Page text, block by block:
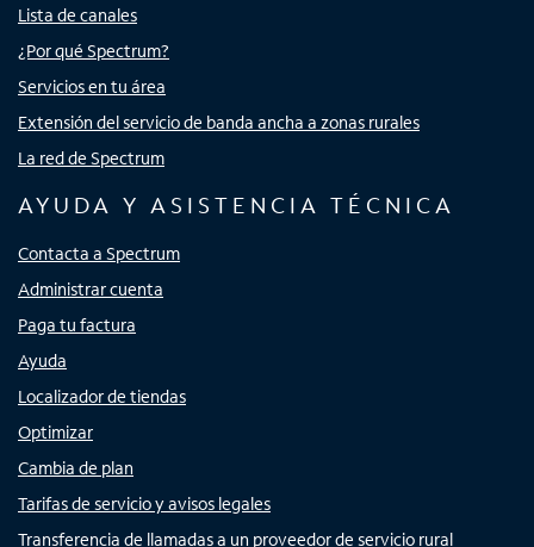
Lista de canales
¿Por qué Spectrum?
Servicios en tu área
Extensión del servicio de banda ancha a zonas rurales
La red de Spectrum
AYUDA Y ASISTENCIA TÉCNICA
Contacta a Spectrum
Administrar cuenta
Paga tu factura
Ayuda
Localizador de tiendas
Optimizar
Cambia de plan
Tarifas de servicio y avisos legales
Transferencia de llamadas a un proveedor de servicio rural